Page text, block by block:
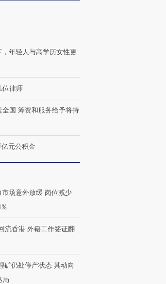
｜被称为“蟑螂”的印
代 用街头抗争将教
视线｜“入侵”还是“人道危
机”？难民潮撕裂西班牙
，年轻人与高学历女性更
位律师
全国 筹资和服务给予将持
亿元公积金
场意外放缓 岗位减少
流香港 外籍工作签证翻
矿仍处停产状态 其动向
局